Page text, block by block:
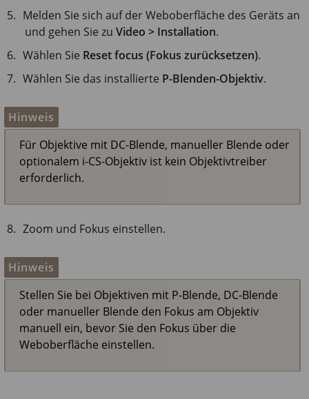
Melden Sie sich auf der Weboberfläche des Geräts an
und gehen Sie zu Video > Installation.
Wählen Sie Reset focus (Fokus zurücksetzen).
Wählen Sie das installierte P-Blenden-Objektiv.
Hinweis
Für Objektive mit DC-Blende, manueller Blende oder
optionalem i-CS-Objektiv ist kein Objektivtreiber
erforderlich.
Zoom und Fokus einstellen.
Hinweis
Stellen Sie bei Objektiven mit P-Blende, DC-Blende
oder manueller Blende den Fokus am Objektiv
manuell ein, bevor Sie den Fokus über die
Weboberfläche einstellen.